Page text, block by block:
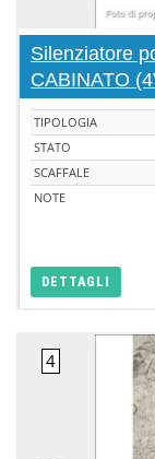
Silenziatore
CABINATO
TIPOLOGIA
STATO
SCAFFALE
NOTE
DETTAGLI